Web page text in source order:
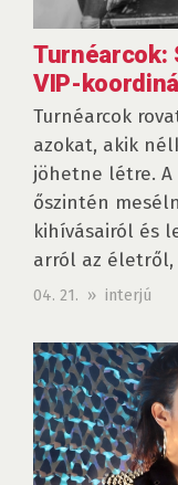
Turnéarcok:
VIP-
Turnéarcok
azokat, akik
jöhetne létre.
őszintén
kihívásairól és
arról az életről,
04. 21. » interjú